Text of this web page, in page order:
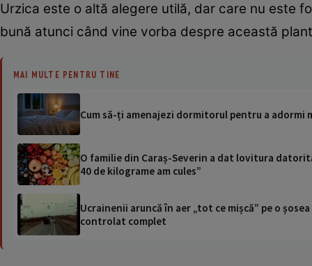
Urzica este o altă alegere utilă, dar care nu este
bună atunci când vine vorba despre această
MAI MULTE PENTRU TINE
Cum să-ți amenajezi dormitorul pentru a
O familie din Caraș-Severin a dat lovitura
40 de kilograme am cules”
Ucrainenii aruncă în aer „tot ce mișcă” pe o
controlat complet